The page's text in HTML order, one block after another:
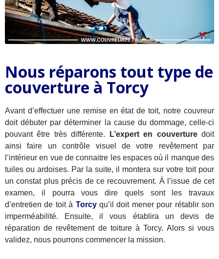
Nous réparons tout type de
couverture à Torcy
Avant d’effectuer une remise en état de toit, notre couvreur
doit débuter par déterminer la cause du dommage, celle-ci
pouvant être très différente.
L’expert en couverturedoit
ainsi faire un contrôle visuel de votre revêtement par
l’intérieur en vue de connaitre les espaces où il manque des
tuiles ou ardoises. Par la suite, il montera sur votre toit pour
un constat plus précis de ce recouvrement. À l’issue de cet
examen, il pourra vous dire quels sont les travaux
d’entretien de toit à Torcyqu’il doit mener pour rétablir son
imperméabilité. Ensuite, il vous établira un devis de
réparation de revêtement de toiture à Torcy. Alors si vous
validez, nous pourrons commencer la mission.